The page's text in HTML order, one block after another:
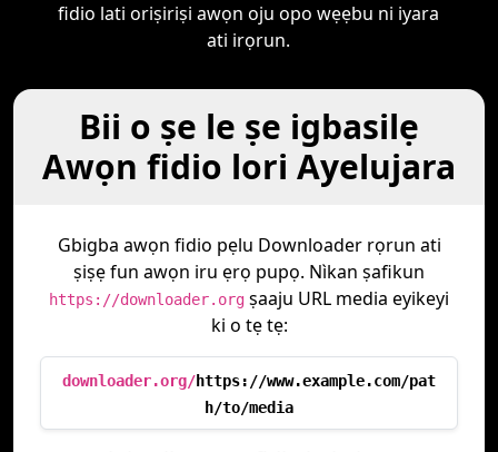
fidio lati oriṣiriṣi awọn oju opo wẹẹbu ni iyara
ati irọrun.
Bii o ṣe le ṣe igbasilẹ
Awọn fidio lori Ayelujara
Gbigba awọn fidio pẹlu Downloader rọrun ati
ṣiṣẹ fun awọn iru ẹrọ pupọ. Nìkan ṣafikun
https://downloader.org ṣaaju URL media eyikeyi
ki o tẹ tẹ:
downloader.org/https://www.example.com/pat
h/to/media